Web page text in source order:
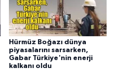
Hürmüz Boğazı dünya
piyasalarını sarsarken,
Gabar Türkiye'nin enerji
kalkanı oldu